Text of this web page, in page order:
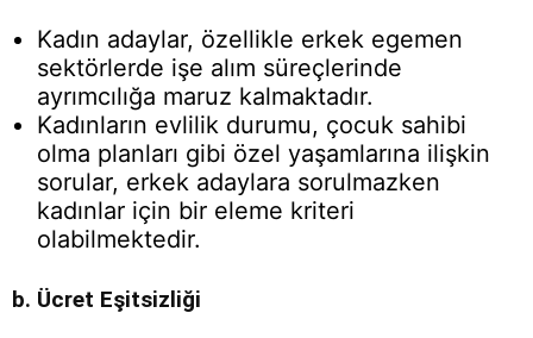
Kadın adaylar, özellikle erkek egemen
sektörlerde işe alım süreçlerinde
ayrımcılığa maruz kalmaktadır.
Kadınların evlilik durumu, çocuk sahibi
olma planları gibi özel yaşamlarına ilişkin
sorular, erkek adaylara sorulmazken
kadınlar için bir eleme kriteri
olabilmektedir.
b. Ücret Eşitsizliği